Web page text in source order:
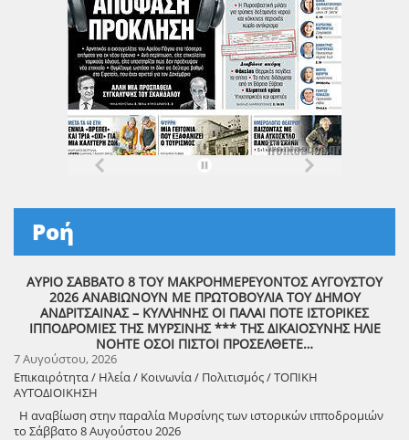
Ροή
ΑΥΡΙΟ ΣΑΒΒΑΤΟ 8 ΤΟΥ ΜΑΚΡΟΗΜΕΡΕΥΟΝΤΟΣ ΑΥΓΟΥΣΤΟΥ
2026 ΑΝΑΒΙΩΝΟΥΝ ΜΕ ΠΡΩΤΟΒΟΥΛΙΑ ΤΟΥ ΔΗΜΟΥ
ΑΝΔΡΙΤΣΑΙΝΑΣ – ΚΥΛΛΗΝΗΣ ΟΙ ΠΑΛΑΙ ΠΟΤΕ ΙΣΤΟΡΙΚΕΣ
ΙΠΠΟΔΡΟΜΙΕΣ ΤΗΣ ΜΥΡΣΙΝΗΣ *** ΤΗΣ ΔΙΚΑΙΟΣΥΝΗΣ ΗΛΙΕ
ΝΟΗΤΕ ΟΣΟΙ ΠΙΣΤΟΙ ΠΡΟΣΕΛΘΕΤΕ…
7 Αυγούστου, 2026
Επικαιρότητα / Ηλεία / Κοινωνία / Πολιτισμός / ΤΟΠΙΚΗ
ΑΥΤΟΔΙΟΙΚΗΣΗ
Η αναβίωση στην παραλία Μυρσίνης των ιστορικών ιπποδρομιών
το Σάββατο 8 Αυγούστου 2026